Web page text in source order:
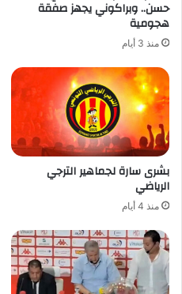
حسن.. وبراكوني يجهز صفقة
هجومية
منذ 3 أيام
بشرى سارة لجماهير الترجي
الرياضي
منذ 4 أيام